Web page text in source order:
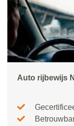
Auto rijbewijs